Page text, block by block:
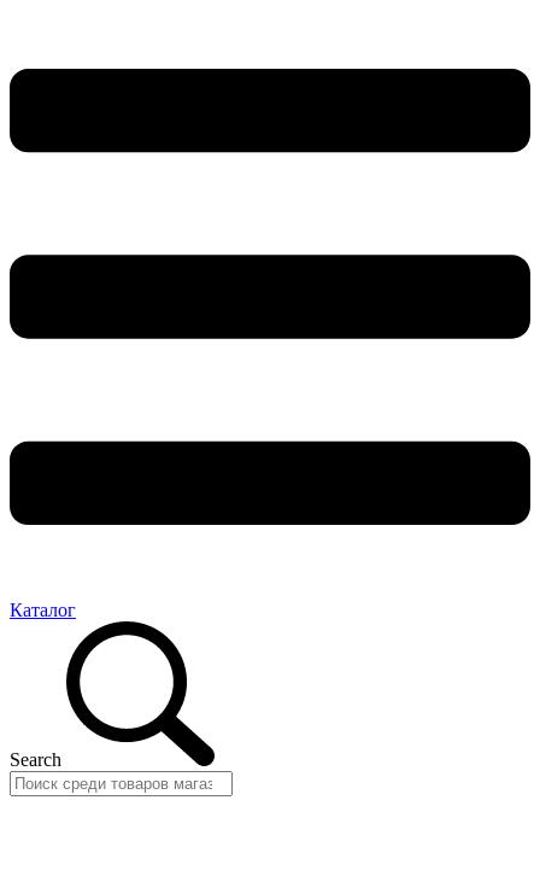
Каталог
Search